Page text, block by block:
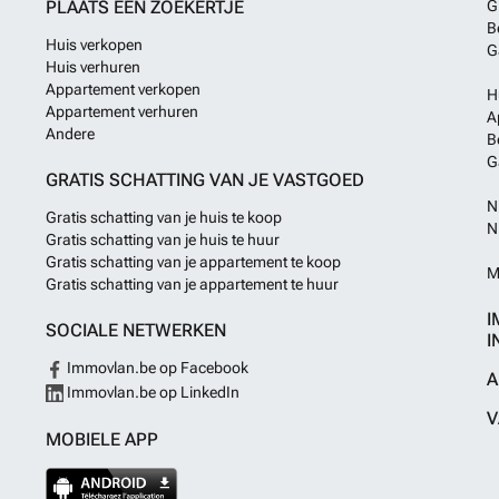
modernde
hoogwaardige
de hal bereikt
aansluitingen
luxe ensuite
moderne en
Ervaar de
comfort van
porche geniet
Caribische
parkeerplaats
Luxury
materialen
PLAATS EEN ZOEKERTJE
Huis verkopen
Huis verhuren
Appartement verkopen
Appartement verhuren
Andere
GRATIS SCHATTING VAN JE VASTGOED
Gratis schatting van je huis te koop
Gratis schatting van je huis te huur
Gratis schatting van je appartement te koop
Gratis schatting van je appartement te huur
SOCIALE NETWERKEN
Immovlan.be op Facebook
Immovlan.be op LinkedIn
MOBIELE APP